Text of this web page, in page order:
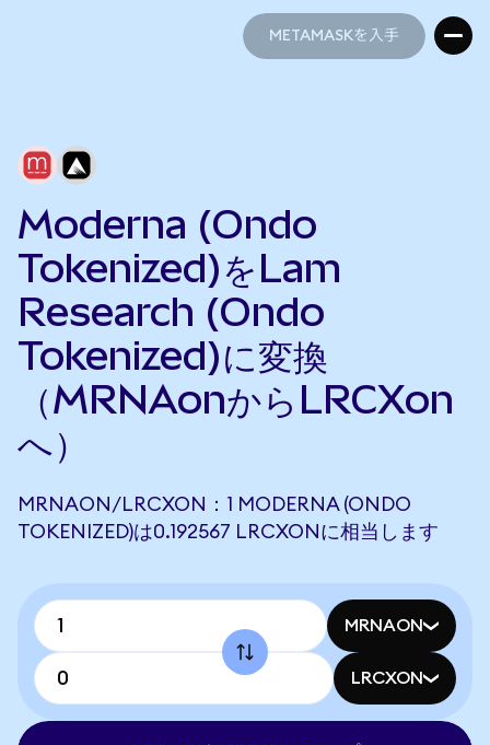
METAMASKを入手
Moderna (Ondo
Tokenized)をLam
Research (Ondo
Tokenized)に変換
（MRNAonからLRCXon
へ）
MRNAON/LRCXON：1 MODERNA (ONDO
TOKENIZED)は0.192567 LRCXONに相当します
MRNAON
LRCXON